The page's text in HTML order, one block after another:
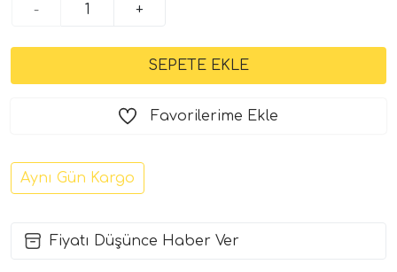
- +
Favorilerime Ekle
Aynı Gün Kargo
Fiyatı Düşünce Haber Ver